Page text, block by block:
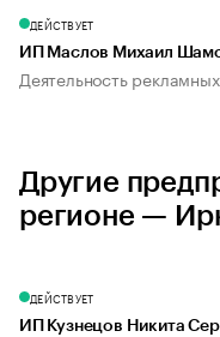
ДЕЙСТВУЕТ
ИП Маслов Михаил
Деятельность
Другие
регионе —
ДЕЙСТВУЕТ
ИП Кузнецов Никита